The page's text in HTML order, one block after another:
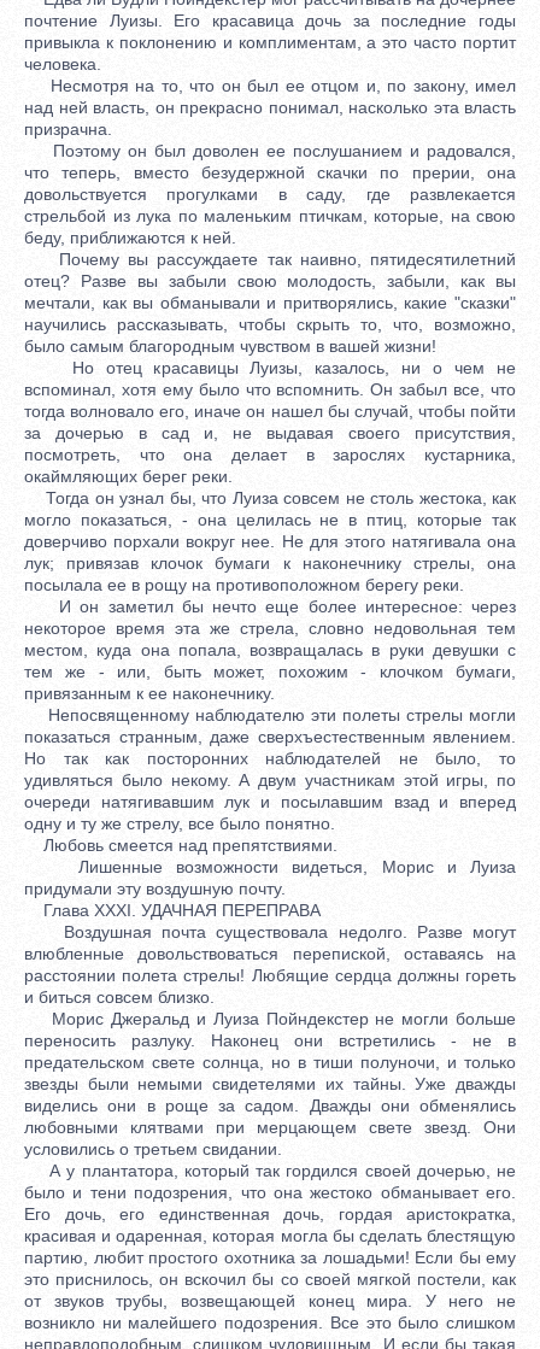
почтение Луизы. Его красавица дочь за последние годы
привыкла к поклонению и комплиментам, а это часто портит
человека.
Несмотря на то, что он был ее отцом и, по закону, имел
над ней власть, он прекрасно понимал, насколько эта власть
призрачна.
Поэтому он был доволен ее послушанием и радовался,
что теперь, вместо безудержной скачки по прерии, она
довольствуется прогулками в саду, где развлекается
стрельбой из лука по маленьким птичкам, которые, на свою
беду, приближаются к ней.
Почему вы рассуждаете так наивно, пятидесятилетний
отец? Разве вы забыли свою молодость, забыли, как вы
мечтали, как вы обманывали и притворялись, какие "сказки"
научились рассказывать, чтобы скрыть то, что, возможно,
было самым благородным чувством в вашей жизни!
Но отец красавицы Луизы, казалось, ни о чем не
вспоминал, хотя ему было что вспомнить. Он забыл все, что
тогда волновало его, иначе он нашел бы случай, чтобы пойти
за дочерью в сад и, не выдавая своего присутствия,
посмотреть, что она делает в зарослях кустарника,
окаймляющих берег реки.
Тогда он узнал бы, что Луиза совсем не столь жестока, как
могло показаться, - она целилась не в птиц, которые так
доверчиво порхали вокруг нее. Не для этого натягивала она
лук; привязав клочок бумаги к наконечнику стрелы, она
посылала ее в рощу на противоположном берегу реки.
И он заметил бы нечто еще более интересное: через
некоторое время эта же стрела, словно недовольная тем
местом, куда она попала, возвращалась в руки девушки с
тем же - или, быть может, похожим - клочком бумаги,
привязанным к ее наконечнику.
Непосвященному наблюдателю эти полеты стрелы могли
показаться странным, даже сверхъестественным явлением.
Но так как посторонних наблюдателей не было, то
удивляться было некому. А двум участникам этой игры, по
очереди натягивавшим лук и посылавшим взад и вперед
одну и ту же стрелу, все было понятно.
Любовь смеется над препятствиями.
Лишенные возможности видеться, Морис и Луиза
придумали эту воздушную почту.
Глава XXXI. УДАЧНАЯ ПЕРЕПРАВА
Воздушная почта существовала недолго. Разве могут
влюбленные довольствоваться перепиской, оставаясь на
расстоянии полета стрелы! Любящие сердца должны гореть
и биться совсем близко.
Морис Джеральд и Луиза Пойндекстер не могли больше
переносить разлуку. Наконец они встретились - не в
предательском свете солнца, но в тиши полуночи, и только
звезды были немыми свидетелями их тайны. Уже дважды
виделись они в роще за садом. Дважды они обменялись
любовными клятвами при мерцающем свете звезд. Они
условились о третьем свидании.
А у плантатора, который так гордился своей дочерью, не
было и тени подозрения, что она жестоко обманывает его.
Его дочь, его единственная дочь, гордая аристократка,
красивая и одаренная, которая могла бы сделать блестящую
партию, любит простого охотника за лошадьми! Если бы ему
это приснилось, он вскочил бы со своей мягкой постели, как
от звуков трубы, возвещающей конец мира. У него не
возникло ни малейшего подозрения. Все это было слишком
неправдоподобным, слишком чудовищным. И если бы такая